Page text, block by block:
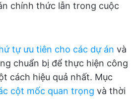
chính thức lẫn trong cuộc
tự ưu tiên cho các dự án và
chuẩn bị để thực hiện công
cách hiệu quả nhất. Mục
cột mốc quan trọng và thời